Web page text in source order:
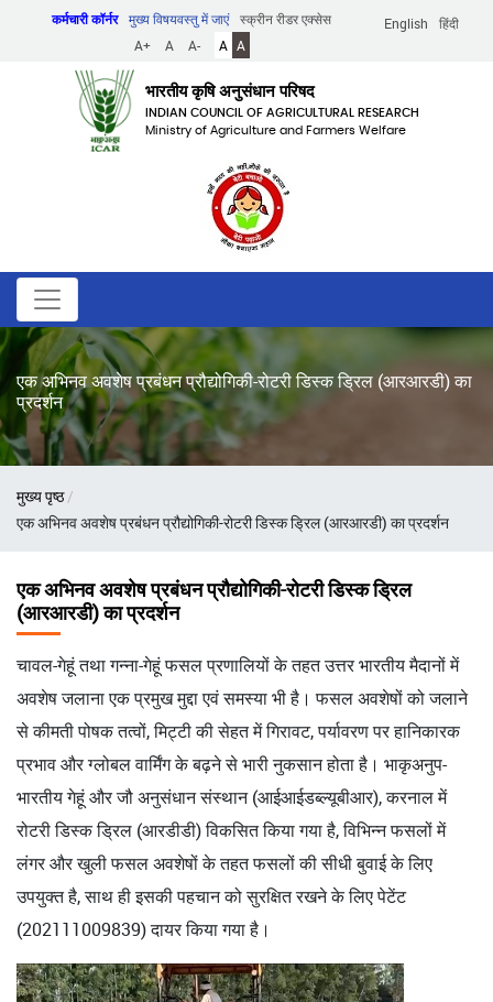
English हिंदी
कर्मचारी कॉर्नर मुख्य विषयवस्तु में जाएं
स्क्रीन रीडर एक्सेस
A+
A A- A A
भारतीय कृषि अनुसंधान परिषद
INDIAN COUNCIL OF AGRICULTURAL RESEARCH
Ministry of Agriculture and Farmers Welfare
एक अभिनव अवशेष प्रबंधन प्रौद्योगिकी-रोटरी डिस्क ड्रिल (आरआरडी) का
प्रदर्शन
पग
चिन्ह
मुख्य पृष्ठ
एक अभिनव अवशेष प्रबंधन प्रौद्योगिकी-रोटरी डिस्क ड्रिल (आरआरडी) का प्रदर्शन
एक अभिनव अवशेष प्रबंधन प्रौद्योगिकी-रोटरी डिस्क ड्रिल
(आरआरडी) का प्रदर्शन
चावल-गेहूं तथा गन्ना-गेहूं फसल प्रणालियों के तहत उत्तर भारतीय मैदानों में
अवशेष जलाना एक प्रमुख मुद्दा एवं समस्या भी है। फसल अवशेषों को जलाने
से कीमती पोषक तत्वों, मिट्टी की सेहत में गिरावट, पर्यावरण पर हानिकारक
प्रभाव और ग्लोबल वार्मिंग के बढ़ने से भारी नुकसान होता है। भाकृअनुप-
भारतीय गेहूं और जौ अनुसंधान संस्थान (आईआईडब्ल्यूबीआर), करनाल में
रोटरी डिस्क ड्रिल (आरडीडी) विकसित किया गया है, विभिन्न फसलों में
लंगर और खुली फसल अवशेषों के तहत फसलों की सीधी बुवाई के लिए
उपयुक्त है, साथ ही इसकी पहचान को सुरक्षित रखने के लिए पेटेंट
(202111009839) दायर किया गया है।